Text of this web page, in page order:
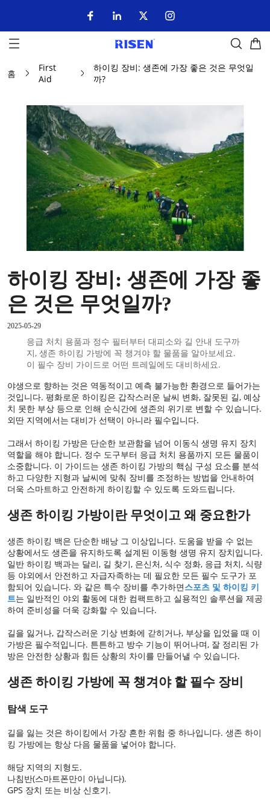
홈
First
Aid
하이킹 장비: 생존에 가장 좋은 것은 무엇일
까?
하이킹 장비: 생존에 가장 좋
은 것은 무엇일까?
2025-05-29
응급 처치 용품과 정수 필터부터 대피소와 길 안내 도구까
지, 생존 하이킹 가방에 꼭 챙겨야 할 물품을 알아보세요.
이 필수 장비 가이드로 어떤 트레일에도 대비하세요.
야생으로 향하는 것은 역동적이고 예측 불가능한 환경으로 들어가는
것입니다. 평화로운 하이킹은 갑작스러운 날씨 변화, 잘못된 길, 예상
치 못한 부상 등으로 인해 순식간에 생존의 위기로 변할 수 있습니다.
외딴 지역에서는 대비가 선택이 아니라 필수입니다.
그래서 하이킹 가방은 단순한 보관함을 넘어 이동식 생명 유지 장치
역할을 해야 합니다. 정수 도구부터 응급 처치 용품까지 모든 물품이
소중합니다. 이 가이드는 생존 하이킹 가방의 핵심 구성 요소를 분석
하고 다양한 지형과 날씨에 맞춰 장비를 조정하는 방법을 안내하여
더욱 스마트하고 안전하게 하이킹할 수 있도록 도와드립니다.
생존 하이킹 가방이란 무엇이고 왜 중요한가
생존 하이킹 백은 단순한 배낭 그 이상입니다. 도움을 받을 수 없는
상황에서도 생존을 유지하도록 설계된 이동형 생명 유지 장치입니다.
일반 하이킹 백과는 달리, 길 찾기, 은신처, 식수 정화, 응급 처치, 식량
등 야외에서 안전하고 자급자족하는 데 필요한 모든 필수 도구가 포
함되어 있습니다. 와 같은 특수 장비를 추가하면스포츠 및 하이킹 키
트는 일반적인 야외 활동에 대한 컴팩트하고 실용적인 솔루션을 제공
하여 준비성을 더욱 강화할 수 있습니다.
길을 잃거나, 갑작스러운 기상 변화에 갇히거나, 부상을 입었을 때 이
가방은 필수적입니다. 튼튼하고 방수 기능이 뛰어나며, 잘 정리된 가
방은 안전한 상황과 힘든 상황의 차이를 만들어낼 수 있습니다.
생존 하이킹 가방에 꼭 챙겨야 할 필수 장비
탐색 도구
길을 잃는 것은 하이킹에서 가장 흔한 위험 중 하나입니다. 생존 하이
킹 가방에는 항상 다음 물품을 넣어야 합니다.
해당 지역의 지형도.
나침반(스마트폰만이 아닙니다).
GPS 장치 또는 비상 신호기.